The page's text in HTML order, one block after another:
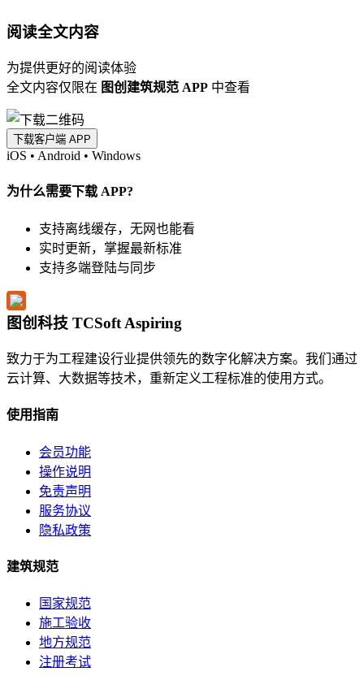
阅读全文内容
为提供更好的阅读体验
全文内容仅限在 图创建筑规范 APP 中查看
下载客户端 APP
iOS • Android • Windows
为什么需要下载 APP?
支持离线缓存，无网也能看
实时更新，掌握最新标准
支持多端登陆与同步
图创科技 TCSoft Aspiring
致力于为工程建设行业提供领先的数字化解决方案。我们通过
云计算、大数据等技术，重新定义工程标准的使用方式。
使用指南
会员功能
操作说明
免责声明
服务协议
隐私政策
建筑规范
国家规范
施工验收
地方规范
注册考试